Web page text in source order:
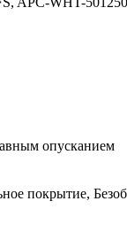
опусканием
покрытие,